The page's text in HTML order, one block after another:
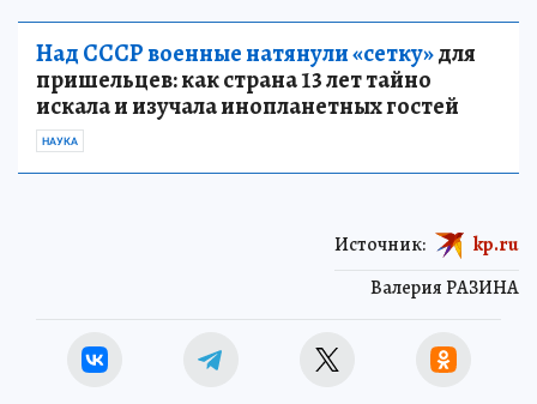
Над СССР военные натянули «сетку»для
пришельцев: как страна 13 лет тайно
искала и изучала инопланетных гостей
НАУКА
Валерия РАЗИНА
Источник: kp.ru